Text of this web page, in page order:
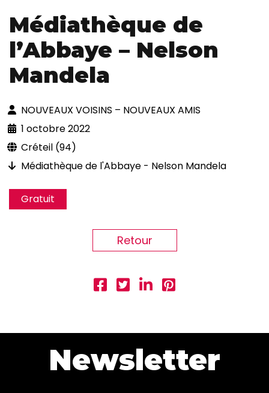
Médiathèque de
l’Abbaye – Nelson
Mandela
NOUVEAUX VOISINS – NOUVEAUX AMIS
1 octobre 2022
Créteil (94)
Médiathèque de l'Abbaye - Nelson Mandela
Gratuit
Retour
Newsletter